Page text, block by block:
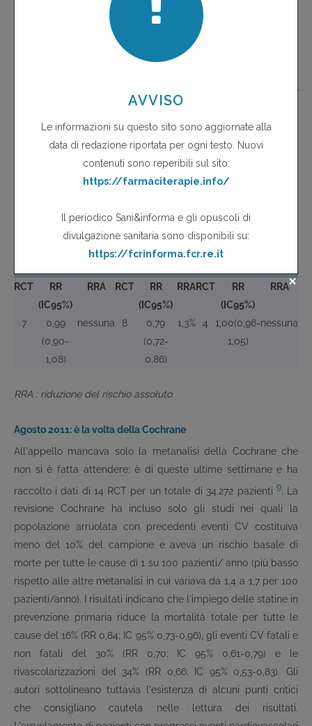
l'analisi condotta sui 7 RCT rimanenti (
completamente l'esistenza di qualsiasi beneficio in termini di
mortalità. Rimuovendo i 4 studi "incriminati", si riduce anche
Therapeutics Letter
statine in prevenzione primaria è frutto di bias e in mancanza
di un beneficio documentato l'uso di statine in pazienti senza
precedenti eventi cardiovascolari rappresenta un cattivo uso
delle limitate risorse economiche.
Analisi dopo esclusione di 4 RCT con elevato rischio
Eventi CV
Totale EI gravi
RCT
RR
(IC95%)
RRA RCT
RR
(IC95%)
RRARCT
RR
(IC95%)
RRA
7
0,99
(0,90-
1,08)
nessuna 8
0,79
(0,72-
0,86)
1,3% 4
1,00(0,96-
1,05)
nessuna
RRA : riduzione del rischio assoluto
Agosto 2011: è la volta della Cochrane
All'appello mancava solo la metanalisi della Cochrane che
non si è fatta attendere: è di queste ultime settimane e ha
raccolto i dati di 14 RCT per un totale di 34.272 pazienti 9. La
revisione Cochrane ha incluso solo gli studi nei quali la
popolazione arruolata con precedenti eventi CV costituiva
meno del 10% del campione e aveva un rischio basale di
morte per tutte le cause di 1 su 100 pazienti/ anno (più basso
rispetto alle altre metanalisi in cui variava da 1,4 a 1,7 per 100
pazienti/anno). I risultati indicano che l'impiego delle statine in
prevenzione primaria riduce la mortalità totale per tutte le
cause del 16% (RR 0,84; IC 95% 0,73-0,96), gli eventi CV fatali e
non fatali del 30% (RR 0,70; IC 95% 0,61-0,79) e le
rivascolarizzazioni del 34% (RR 0,66; IC 95% 0,53-0,83). Gli
autori sottolineano tuttavia l'esistenza di alcuni punti critici
che consigliano cautela nelle lettura dei risultati.